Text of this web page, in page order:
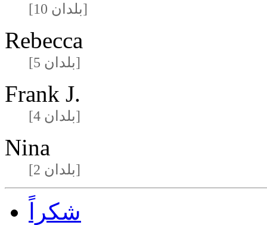
[10 بلدان]
Rebecca
[5 بلدان]
Frank J.
[4 بلدان]
Nina
[2 بلدان]
شكراً